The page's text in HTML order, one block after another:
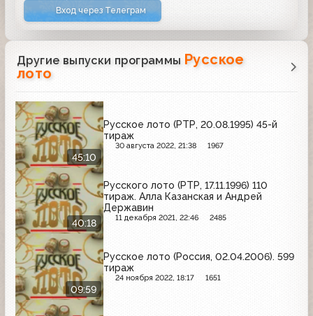
Вход через Телеграм
Другие выпуски программы Русское
лото
45:10
Русское лото (РТР, 20.08.1995) 45-й
тираж
30 августа 2022, 21:38 1967
40:18
Русского лото (РТР, 17.11.1996) 110
тираж. Алла Казанская и Андрей
Державин
11 декабря 2021, 22:46 2485
09:59
Русское лото (Россия, 02.04.2006). 599
тираж
24 ноября 2022, 18:17 1651